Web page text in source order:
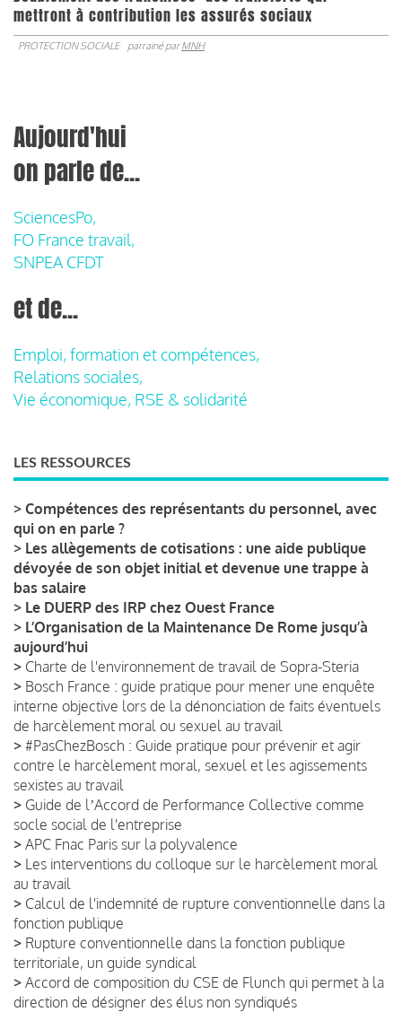
mettront à contribution les assurés sociaux
PROTECTION SOCIALE parrainé parMNH
Aujourd'hui
on parle de...
SciencesPo,
FO France travail,
SNPEA CFDT
et de...
Emploi, formation et compétences,
Relations sociales,
Vie économique, RSE & solidarité
LES RESSOURCES
> Compétences des représentants du personnel, avec
qui on en parle ?
> Les allègements de cotisations : une aide publique
dévoyée de son objet initial et devenue une trappe à
bas salaire
> Le DUERP des IRP chez Ouest France
> L’Organisation de la Maintenance De Rome jusqu’à
aujourd’hui
> Charte de l'environnement de travail de Sopra-Steria
> Bosch France : guide pratique pour mener une enquête
interne objective lors de la dénonciation de faits éventuels
de harcèlement moral ou sexuel au travail
> #PasChezBosch : Guide pratique pour prévenir et agir
contre le harcèlement moral, sexuel et les agissements
sexistes au travail
> Guide de lʼAccord de Performance Collective comme
socle social de l'entreprise
> APC Fnac Paris sur la polyvalence
> Les interventions du colloque sur le harcèlement moral
au travail
> Calcul de l'indemnité de rupture conventionnelle dans la
fonction publique
> Rupture conventionnelle dans la fonction publique
territoriale, un guide syndical
> Accord de composition du CSE de Flunch qui permet à la
direction de désigner des élus non syndiqués